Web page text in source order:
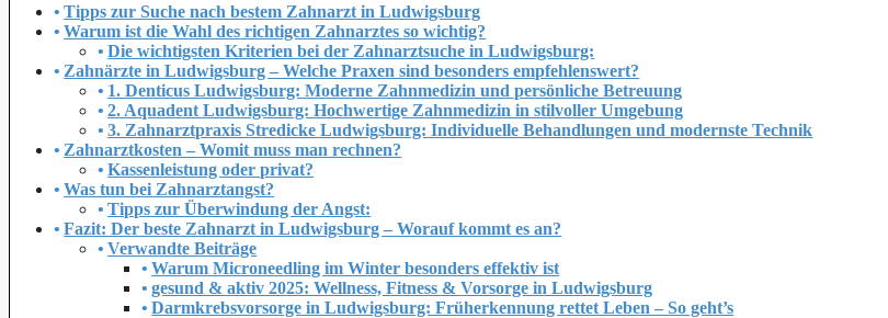
Tipps zur Suche nach bestem Zahnarzt in Ludwigsburg
Warum ist die Wahl des richtigen Zahnarztes so wichtig?
Die wichtigsten Kriterien bei der Zahnarztsuche in Ludwigsburg:
Zahnärzte in Ludwigsburg – Welche Praxen sind besonders empfehlenswert?
1. Denticus Ludwigsburg: Moderne Zahnmedizin und persönliche Betreuung
2. Aquadent Ludwigsburg: Hochwertige Zahnmedizin in stilvoller Umgebung
3. Zahnarztpraxis Stredicke Ludwigsburg: Individuelle Behandlungen und modernste Technik
Zahnarztkosten – Womit muss man rechnen?
Kassenleistung oder privat?
Was tun bei Zahnarztangst?
Tipps zur Überwindung der Angst:
Fazit: Der beste Zahnarzt in Ludwigsburg – Worauf kommt es an?
Verwandte Beiträge
Warum Microneedling im Winter besonders effektiv ist
gesund & aktiv 2025: Wellness, Fitness & Vorsorge in Ludwigsburg
Darmkrebsvorsorge in Ludwigsburg: Früherkennung rettet Leben – So geht’s